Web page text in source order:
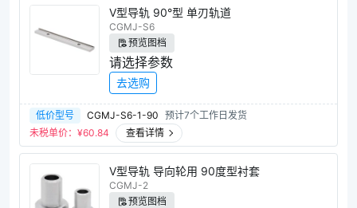
V型导轨 90°型 单刃轨道
CGMJ-S6
预览图档
请选择参数
去选购
低价型号 CGMJ-S6-1-90 预计7个工作日发货
未税单价：¥60.84 查看详情
V型导轨 导向轮用 90度型衬套
CGMJ-2
预览图档